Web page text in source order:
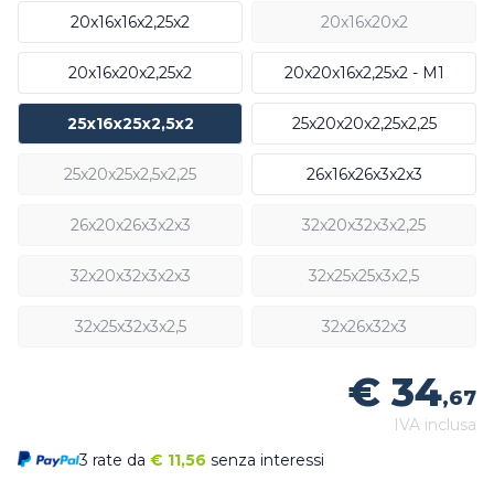
20x16x16x2,25x2 20x16x20x2
20x16x20x2,25x2 20x20x16x2,25x2 - M1
25x16x25x2,5x2 25x20x20x2,25x2,25
25x20x25x2,5x2,25 26x16x26x3x2x3
26x20x26x3x2x3 32x20x32x3x2,25
32x20x32x3x2x3 32x25x25x3x2,5
32x25x32x3x2,5 32x26x32x3
€ 34,67
IVA inclusa
3 rate da € 11,56 senza interessi